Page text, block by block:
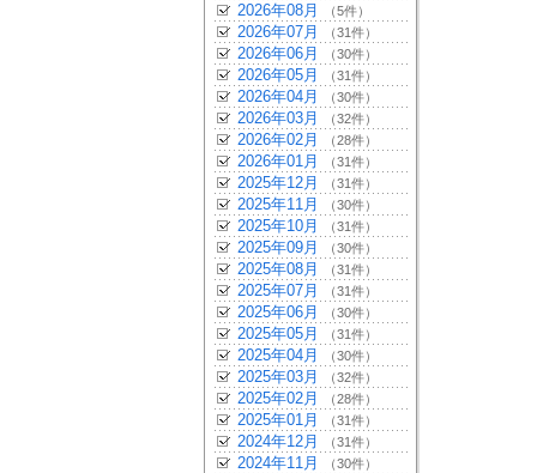
2026年08月 （5件）
2026年07月 （31件）
2026年06月 （30件）
2026年05月 （31件）
2026年04月 （30件）
2026年03月 （32件）
2026年02月 （28件）
2026年01月 （31件）
2025年12月 （31件）
2025年11月 （30件）
2025年10月 （31件）
2025年09月 （30件）
2025年08月 （31件）
2025年07月 （31件）
2025年06月 （30件）
2025年05月 （31件）
2025年04月 （30件）
2025年03月 （32件）
2025年02月 （28件）
2025年01月 （31件）
2024年12月 （31件）
2024年11月 （30件）